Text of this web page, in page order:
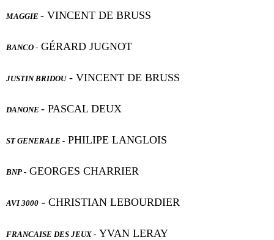
MAGGIE - VINCENT DE BRUSS
BANCO - GÉRARD JUGNOT
JUSTIN BRIDOU- VINCENT DE BRUSS
DANONE - PASCAL DEUX
ST GENERALE - PHILIPE LANGLOIS
BNP - GEORGES CHARRIER
AVI 3000 - CHRISTIAN LEBOURDIER
FRANCAISE DES JEUX - YVAN LERAY